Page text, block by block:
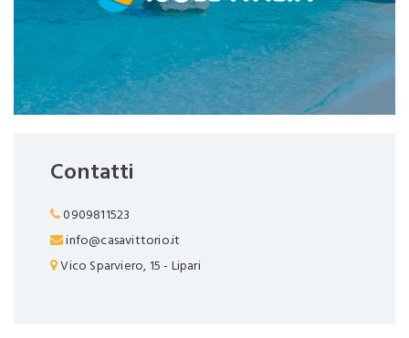
Contatti
0909811523
info@casavittorio.it
Vico Sparviero, 15 - Lipari